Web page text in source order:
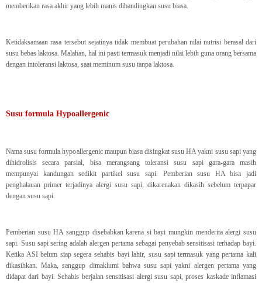
memberikan rasa akhir yang lebih manis dibandingkan susu biasa.
Ketidaksamaan rasa tersebut sejatinya tidak membuat perubahan nilai nutrisi berasal dari
susu bebas laktosa. Malahan, hal ini pasti termasuk menjadi nilai lebih guna orang bersama
dengan intoleransi laktosa, saat meminum susu tanpa laktosa.
Susu formula Hypoallergenic
Nama susu formula hypoallergenic maupun biasa disingkat susu HA yakni susu sapi yang
dihidrolisis secara parsial, bisa merangsang toleransi susu sapi gara-gara masih
mempunyai kandungan sedikit partikel susu sapi. Pemberian susu HA bisa jadi
penghalauan primer terjadinya alergi susu sapi, dikarenakan dikasih sebelum terpapar
dengan susu sapi.
Pemberian susu HA sanggup disebabkan karena si bayi mungkin menderita alergi susu
sapi. Susu sapi sering adalah alergen pertama sebagai penyebab sensitisasi terhadap bayi.
Ketika ASI belum siap segera sehabis bayi lahir, susu sapi termasuk yang pertama kali
dikasihkan. Maka, sanggup dimaklumi bahwa susu sapi yakni alergen pertama yang
didapat dari bayi. Sehabis berjalan sensitisasi alergi susu sapi, proses kaskade inflamasi